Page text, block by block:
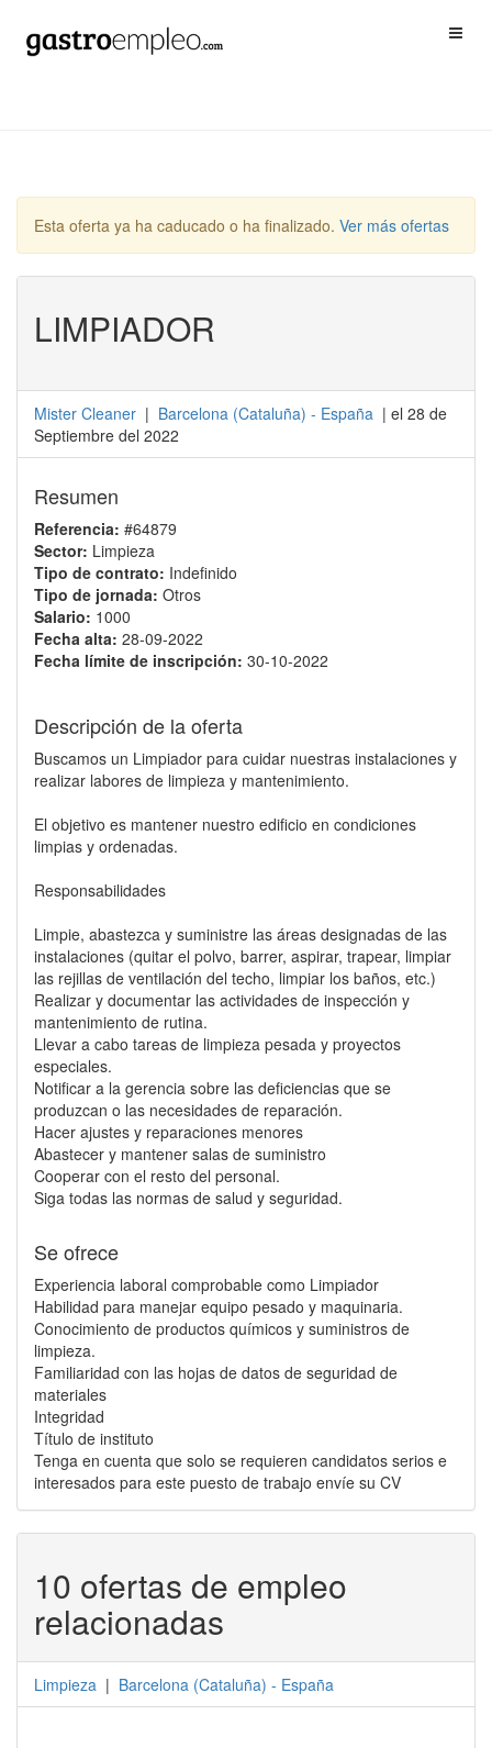
Esta oferta ya ha caducado o ha finalizado. Ver más ofertas
LIMPIADOR
Mister Cleaner | Barcelona (Cataluña) - España | el 28 de
Septiembre del 2022
Resumen
Referencia: #64879
Sector: Limpieza
Tipo de contrato: Indefinido
Tipo de jornada: Otros
Salario: 1000
Fecha alta: 28-09-2022
Fecha límite de inscripción: 30-10-2022
Descripción de la oferta
Buscamos un Limpiador para cuidar nuestras instalaciones y
realizar labores de limpieza y mantenimiento.
El objetivo es mantener nuestro edificio en condiciones
limpias y ordenadas.
Responsabilidades
Limpie, abastezca y suministre las áreas designadas de las
instalaciones (quitar el polvo, barrer, aspirar, trapear, limpiar
las rejillas de ventilación del techo, limpiar los baños, etc.)
Realizar y documentar las actividades de inspección y
mantenimiento de rutina.
Llevar a cabo tareas de limpieza pesada y proyectos
especiales.
Notificar a la gerencia sobre las deficiencias que se
produzcan o las necesidades de reparación.
Hacer ajustes y reparaciones menores
Abastecer y mantener salas de suministro
Cooperar con el resto del personal.
Siga todas las normas de salud y seguridad.
Se ofrece
Experiencia laboral comprobable como Limpiador
Habilidad para manejar equipo pesado y maquinaria.
Conocimiento de productos químicos y suministros de
limpieza.
Familiaridad con las hojas de datos de seguridad de
materiales
Integridad
Título de instituto
Tenga en cuenta que solo se requieren candidatos serios e
interesados para este puesto de trabajo envíe su CV
10 ofertas de empleo
relacionadas
Limpieza | Barcelona (Cataluña) - España